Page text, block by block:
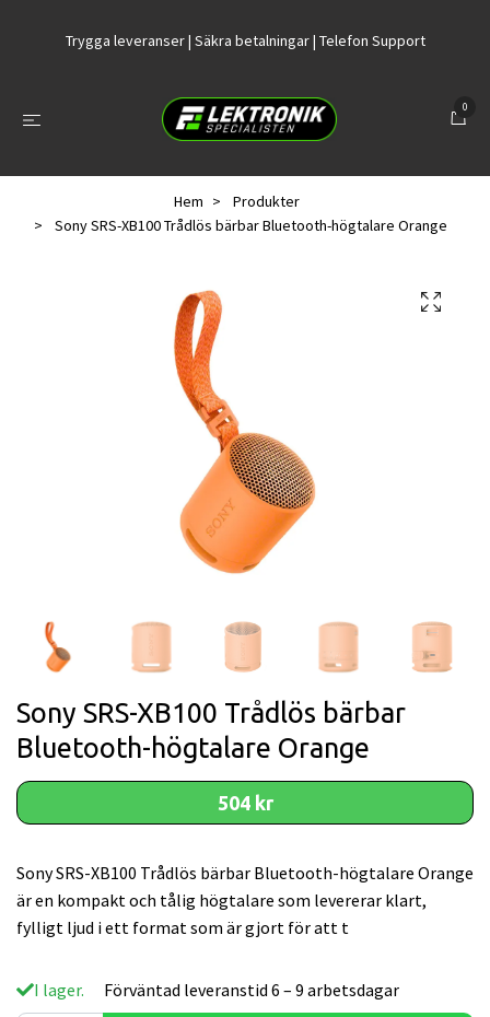
Trygga leveranser | Säkra betalningar | Telefon Support
0
Hem
Produkter
Sony SRS-XB100 Trådlös bärbar Bluetooth-högtalare Orange
Sony SRS-XB100 Trådlös bärbar
Bluetooth-högtalare Orange
504 kr
Sony SRS-XB100 Trådlös bärbar Bluetooth-högtalare Orange
är en kompakt och tålig högtalare som levererar klart,
fylligt ljud i ett format som är gjort för att t
I lager. Förväntad leveranstid 6 – 9 arbetsdagar